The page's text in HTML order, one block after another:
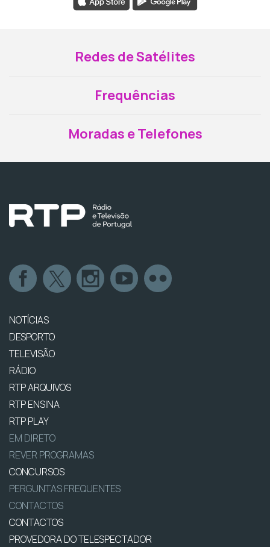
Redes de Satélites
Frequências
Moradas e Telefones
NOTÍCIAS
DESPORTO
TELEVISÃO
RÁDIO
RTP ARQUIVOS
RTP ENSINA
RTP PLAY
EM DIRETO
REVER PROGRAMAS
CONCURSOS
PERGUNTAS FREQUENTES
CONTACTOS
CONTACTOS
PROVEDORA DO TELESPECTADOR